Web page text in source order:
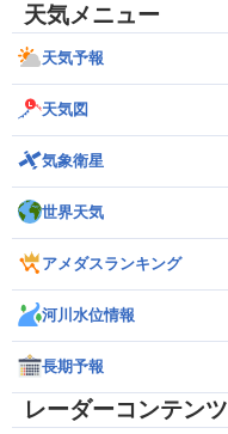
天気メニュー
天気予報
天気図
気象衛星
世界天気
アメダスランキング
河川水位情報
長期予報
レーダーコンテンツ